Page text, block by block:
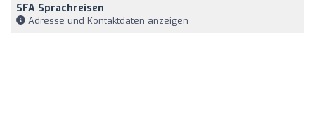
SFA Sprachreisen
Adresse und Kontaktdaten anzeigen